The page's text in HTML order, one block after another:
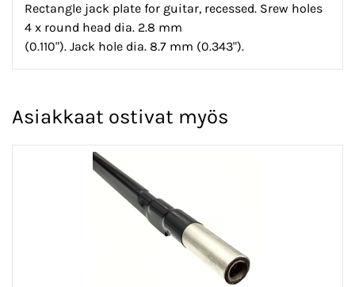
Rectangle jack plate for guitar, recessed. Srew holes
4 x round head dia. 2.8 mm
(0.110"). Jack hole dia. 8.7 mm (0.343").
Asiakkaat ostivat myös